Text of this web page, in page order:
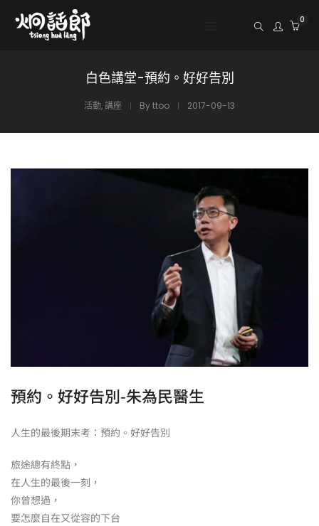
0
白色講堂-預約。好好告別
活動,講座 Byttoo 2017-09-13
預約。好好告別-朱為民醫生
人生的最後期末考：預約。好好告別
旅途總有終點，
在人生的最後一刻，
你曾想過，
要怎麼自在又從容的下台